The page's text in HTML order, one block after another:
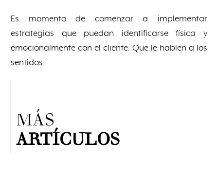
Es momento de comenzar a implementar
estrategias que puedan identificarse física y
emocionalmente con el cliente. Que le hablen a los
sentidos.
MÁS
ARTÍCULOS